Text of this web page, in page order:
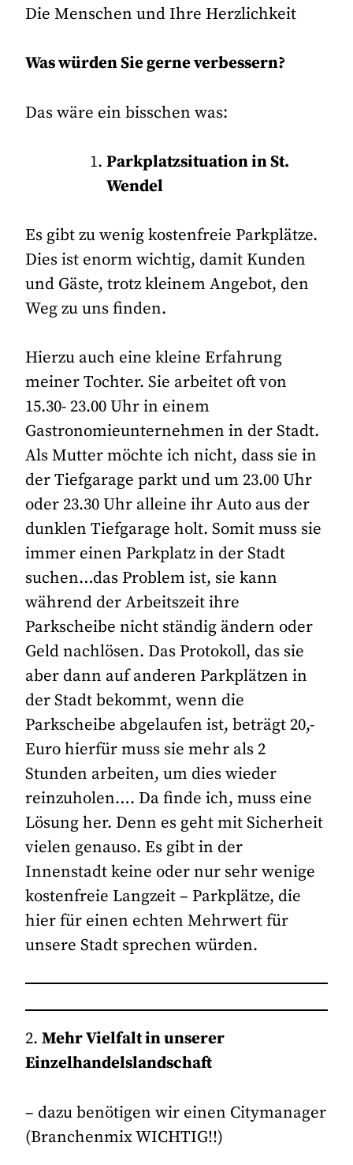
Die Menschen und Ihre Herzlichkeit
Was würden Sie gerne verbessern?
Das wäre ein bisschen was:
Parkplatzsituation in St.
Wendel
Es gibt zu wenig kostenfreie Parkplätze.
Dies ist enorm wichtig, damit Kunden
und Gäste, trotz kleinem Angebot, den
Weg zu uns finden.
Hierzu auch eine kleine Erfahrung
meiner Tochter. Sie arbeitet oft von
15.30- 23.00 Uhr in einem
Gastronomieunternehmen in der Stadt.
Als Mutter möchte ich nicht, dass sie in
der Tiefgarage parkt und um 23.00 Uhr
oder 23.30 Uhr alleine ihr Auto aus der
dunklen Tiefgarage holt. Somit muss sie
immer einen Parkplatz in der Stadt
suchen…das Problem ist, sie kann
während der Arbeitszeit ihre
Parkscheibe nicht ständig ändern oder
Geld nachlösen. Das Protokoll, das sie
aber dann auf anderen Parkplätzen in
der Stadt bekommt, wenn die
Parkscheibe abgelaufen ist, beträgt 20,-
Euro hierfür muss sie mehr als 2
Stunden arbeiten, um dies wieder
reinzuholen…. Da finde ich, muss eine
Lösung her. Denn es geht mit Sicherheit
vielen genauso. Es gibt in der
Innenstadt keine oder nur sehr wenige
kostenfreie Langzeit – Parkplätze, die
hier für einen echten Mehrwert für
unsere Stadt sprechen würden.
2.Mehr Vielfalt in unserer
Einzelhandelslandschaft
– dazu benötigen wir einen Citymanager
(Branchenmix WICHTIG!!)